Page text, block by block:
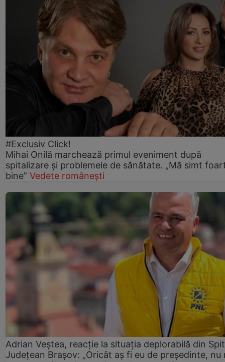
#Exclusiv Click!
Mihai Onilă marchează primul eveniment după
spitalizare și problemele de sănătate. „Mă simt
bine” Vedete românești
Adrian Veștea, reacție la situația deplorabilă din
Județean Brașov: „Oricât aș fi eu de președinte, nu